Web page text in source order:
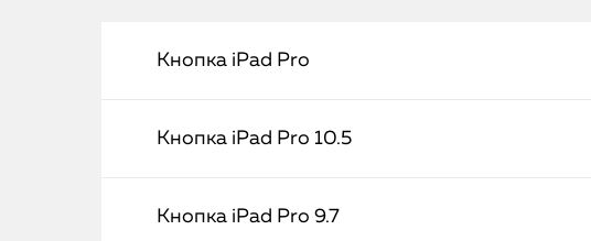
Кнопка iPad Pro
Кнопка iPad Pro 10.5
Кнопка iPad Pro 9.7